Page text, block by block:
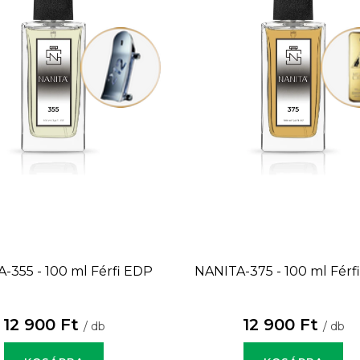
355 - 100 ml Férfi EDP
12 900 Ft / db
NANITA-375 - 100 ml
12 900 Ft / db